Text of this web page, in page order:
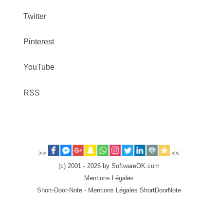
Twitter
Pinterest
YouTube
RSS
>>
<<
(c) 2001 - 2026 by SoftwareOK.com
Mentions Légales
Short-Door-Note - Mentions Légales ShortDoorNote